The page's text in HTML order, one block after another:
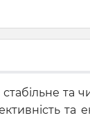
та